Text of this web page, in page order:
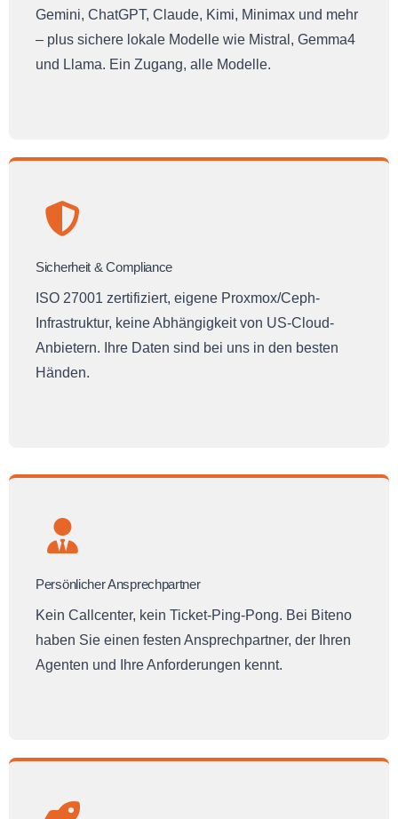
Gemini, ChatGPT, Claude, Kimi, Minimax und mehr
– plus sichere lokale Modelle wie Mistral, Gemma4
und Llama. Ein Zugang, alle Modelle.
Sicherheit & Compliance
ISO 27001 zertifiziert, eigene Proxmox/Ceph-
Infrastruktur, keine Abhängigkeit von US-Cloud-
Anbietern. Ihre Daten sind bei uns in den besten
Händen.
Persönlicher Ansprechpartner
Kein Callcenter, kein Ticket-Ping-Pong. Bei Biteno
haben Sie einen festen Ansprechpartner, der Ihren
Agenten und Ihre Anforderungen kennt.